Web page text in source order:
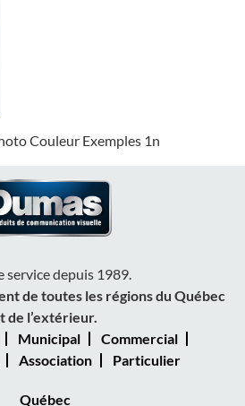
Couleur Exemples 1n
service depuis 1989.
de toutes les régions du Québec
de l’extérieur.
Municipal
Commercial
Association Particulier
Québec